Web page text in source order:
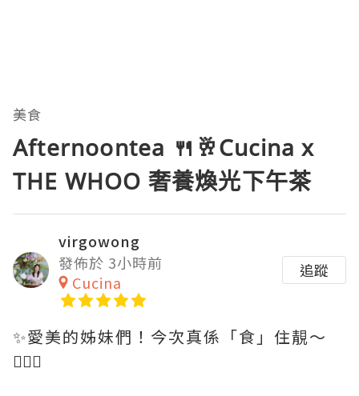
美食
Afternoontea 🍴🥂Cucina x
THE WHOO 奢養煥光下午茶
virgowong
發佈於 3小時前
Cucina
追蹤
✨愛美的姊妹們！今次真係「食」住靚～
💆🏻‍♀️